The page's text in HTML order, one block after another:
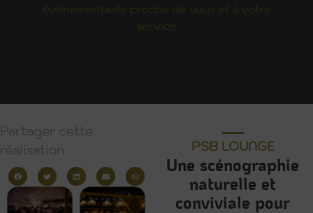
évènementielle proche de vous et à votre
service
Partager cette
réalisation
PSB LOUNGE
Une scénographie
naturelle et
conviviale pour